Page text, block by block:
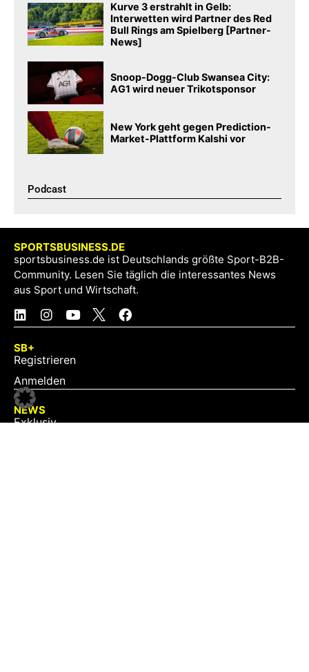
Kurve 3 erstrahlt in Gelb:
Interwetten wird Partner des Red
Bull Rings am Spielberg [Partner-
News]
Snoop-Dogg-Club Swansea City:
AG1 wird neuer Trikotsponsor
New York geht gegen Prediction-
Market-Plattform Kalshi vor
Podcast​
SPORTSBUSINESS.DE
sportsbusiness.de ist Deutschlands größte Sport-B2B-
Community. Lesen Sie täglich die interessantes News
aus Sport und Wirtschaft.
SB+
Registrieren
Anmelden
NEWS
Exklusiv